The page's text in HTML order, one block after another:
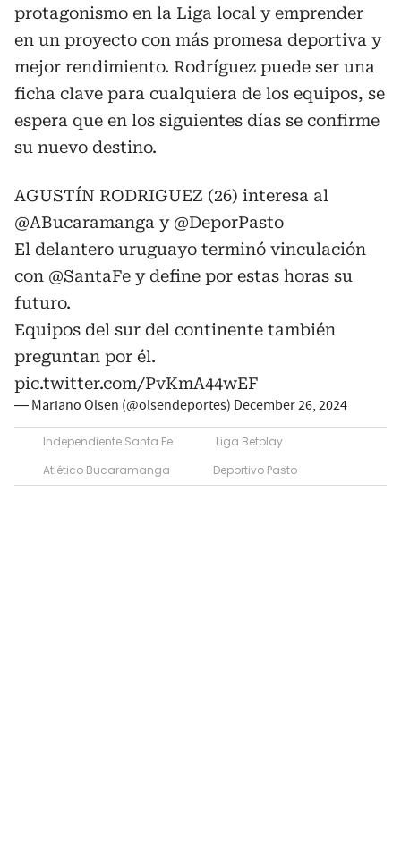
protagonismo en la Liga local y emprender
en un proyecto con más promesa deportiva y
mejor rendimiento. Rodríguez puede ser una
ficha clave para cualquiera de los equipos, se
espera que en los siguientes días se confirme
su nuevo destino.
AGUSTÍN RODRIGUEZ (26) interesa al
@ABucaramanga y @DeporPasto
El delantero uruguayo terminó vinculación
con @SantaFe y define por estas horas su
futuro.
Equipos del sur del continente también
preguntan por él.
pic.twitter.com/PvKmA44wEF
— Mariano Olsen (@olsendeportes) December 26, 2024
Independiente Santa Fe
Liga Betplay
Atlético Bucaramanga
Deportivo Pasto